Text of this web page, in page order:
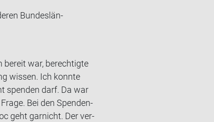
Bun­des­län­
be­reit war, be­rech­tig­te
wis­sen. Ich konn­te
spen­den darf. Da war
Bei den Spen­den­
geht gar­nicht. Der ver­